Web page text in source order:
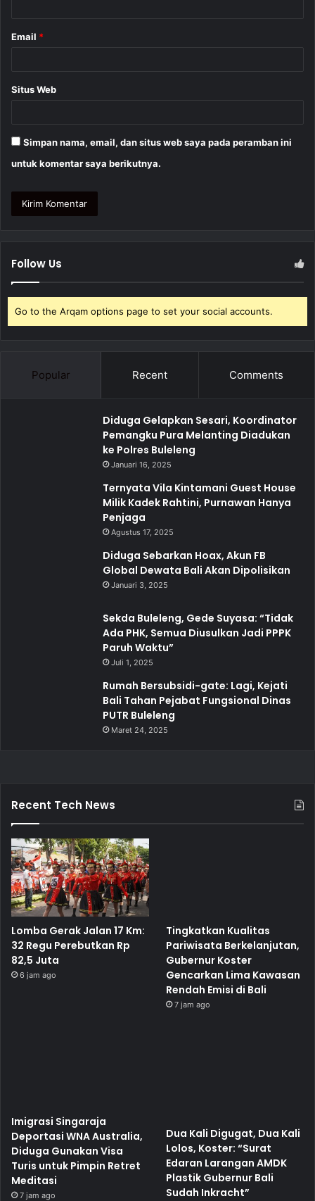
Email *
Situs Web
Simpan nama, email, dan situs web saya pada peramban ini
untuk komentar saya berikutnya.
Follow Us
Go to the Arqam options page to set your social accounts.
Popular Recent Comments
Diduga Gelapkan Sesari, Koordinator
Pemangku Pura Melanting Diadukan
ke Polres Buleleng
Januari 16, 2025
Ternyata Vila Kintamani Guest House
Milik Kadek Rahtini, Purnawan Hanya
Penjaga
Agustus 17, 2025
Diduga Sebarkan Hoax, Akun FB
Global Dewata Bali Akan Dipolisikan
Januari 3, 2025
Sekda Buleleng, Gede Suyasa: “Tidak
Ada PHK, Semua Diusulkan Jadi PPPK
Paruh Waktu”
Juli 1, 2025
Rumah Bersubsidi-gate: Lagi, Kejati
Bali Tahan Pejabat Fungsional Dinas
PUTR Buleleng
Maret 24, 2025
Recent Tech News
Lomba Gerak Jalan 17 Km:
32 Regu Perebutkan Rp
82,5 Juta
6 jam ago
Tingkatkan Kualitas
Pariwisata Berkelanjutan,
Gubernur Koster
Gencarkan Lima Kawasan
Rendah Emisi di Bali
7 jam ago
Imigrasi Singaraja
Deportasi WNA Australia,
Diduga Gunakan Visa
Turis untuk Pimpin Retret
Meditasi
7 jam ago
Dua Kali Digugat, Dua Kali
Lolos, Koster: “Surat
Edaran Larangan AMDK
Plastik Gubernur Bali
Sudah Inkracht”